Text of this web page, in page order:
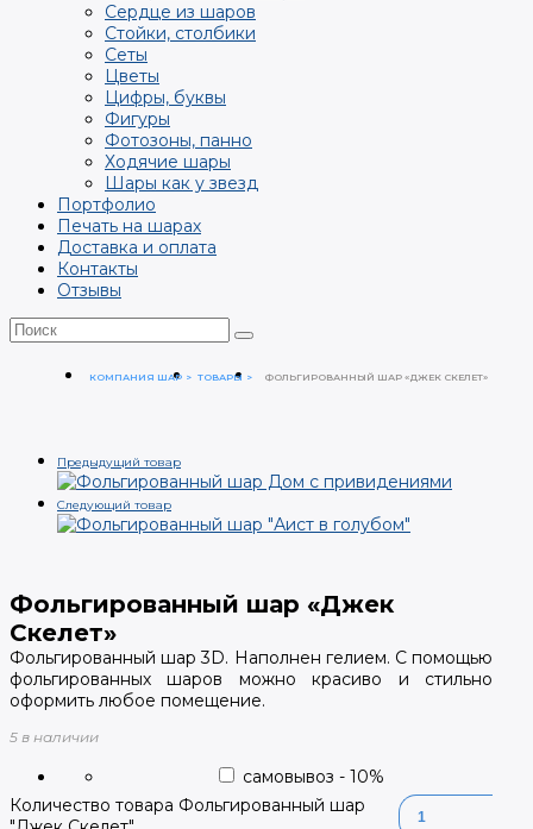
Сердце из шаров
Стойки, столбики
Сеты
Цветы
Цифры, буквы
Фигуры
Фотозоны, панно
Ходячие шары
Шары как у звезд
Портфолио
Печать на шарах
Доставка и оплата
Контакты
Отзывы
КОМПАНИЯ ШАР ТОВАРЫ ФОЛЬГИРОВАННЫЙ ШАР «ДЖЕК СКЕЛЕТ»
Предыдущий товар
Следующий товар
Фольгированный шар «Джек
Скелет»
Фольгированный шар 3D. Наполнен гелием. С помощью
фольгированных шаров можно красиво и стильно
оформить любое помещение.
5 в наличии
самовывоз -10%
Количество товара Фольгированный шар